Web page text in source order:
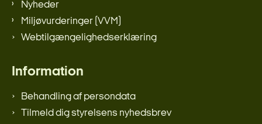
Nyheder
Miljøvurderinger (VVM)
Webtilgængelighedserklæring
Information
Behandling af persondata
Tilmeld dig styrelsens nyhedsbrev